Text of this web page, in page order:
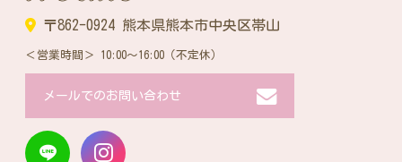
〒862-0924 熊本県熊本市中央区帯山
営業時間 10:00～16:00（不定休）
メールでのお問い合わせ